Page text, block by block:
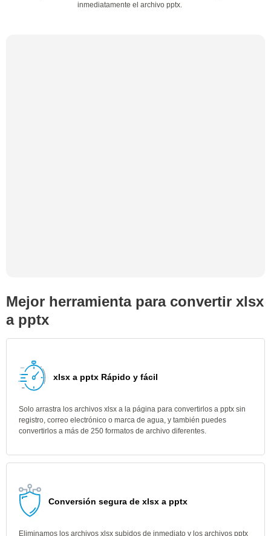
inmediatamente el archivo pptx.
Mejor herramienta para convertir xlsx
a pptx
xlsx a pptx Rápido y fácil
Solo arrastra los archivos xlsx a la página para convertirlos a pptx sin
registro, correo electrónico o marca de agua, y también puedes
convertirlos a más de 250 formatos de archivo diferentes.
Conversión segura de xlsx a pptx
Eliminamos los archivos xlsx subidos de inmediato y los archivos pptx